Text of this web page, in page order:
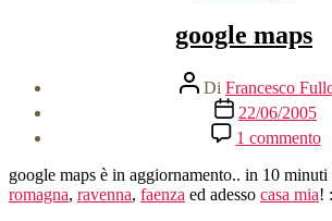
google maps
Autore
articolo
Di Francesco
Data
dell'articolo
22/06/2005
1 commentosu
google maps è in aggiornamento.. in 10 minuti
romagna, ravenna, faenza ed adesso casa mia!